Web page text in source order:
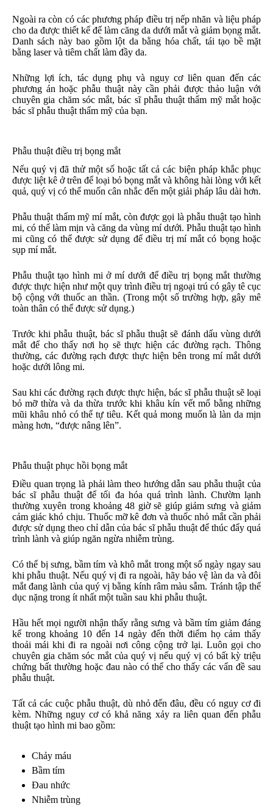
Ngoài ra còn có các phương pháp điều trị nếp nhăn và liệu pháp
cho da được thiết kế để làm căng da dưới mắt và giảm bọng mắt.
Danh sách này bao gồm lột da bằng hóa chất, tái tạo bề mặt
bằng laser và tiêm chất làm đầy da.
Những lợi ích, tác dụng phụ và nguy cơ liên quan đến các
phương án hoặc phẫu thuật này cần phải được thảo luận với
chuyên gia chăm sóc mắt, bác sĩ phẫu thuật thẩm mỹ mắt hoặc
bác sĩ phẫu thuật thẩm mỹ của bạn.
Phẫu thuật điều trị bọng mắt
Nếu quý vị đã thử một số hoặc tất cả các biện pháp khắc phục
được liệt kê ở trên để loại bỏ bọng mắt và không hài lòng với kết
quả, quý vị có thể muốn cân nhắc đến một giải pháp lâu dài hơn.
Phẫu thuật thẩm mỹ mí mắt, còn được gọi là phẫu thuật tạo hình
mi, có thể làm mịn và căng da vùng mí dưới. Phẫu thuật tạo hình
mi cũng có thể được sử dụng để điều trị mí mắt có bọng hoặc
sụp mí mắt.
Phẫu thuật tạo hình mi ở mí dưới để điều trị bọng mắt thường
được thực hiện như một quy trình điều trị ngoại trú có gây tê cục
bộ cộng với thuốc an thần. (Trong một số trường hợp, gây mê
toàn thân có thể được sử dụng.)
Trước khi phẫu thuật, bác sĩ phẫu thuật sẽ đánh dấu vùng dưới
mắt để cho thấy nơi họ sẽ thực hiện các đường rạch. Thông
thường, các đường rạch được thực hiện bên trong mí mắt dưới
hoặc dưới lông mi.
Sau khi các đường rạch được thực hiện, bác sĩ phẫu thuật sẽ loại
bỏ mỡ thừa và da thừa trước khi khâu kín vết mổ bằng những
mũi khâu nhỏ có thể tự tiêu. Kết quả mong muốn là làn da mịn
màng hơn, “được nâng lên”.
Phẫu thuật phục hồi bọng mắt
Điều quan trọng là phải làm theo hướng dẫn sau phẫu thuật của
bác sĩ phẫu thuật để tối đa hóa quá trình lành. Chườm lạnh
thường xuyên trong khoảng 48 giờ sẽ giúp giảm sưng và giảm
cảm giác khó chịu. Thuốc mỡ kê đơn và thuốc nhỏ mắt cần phải
được sử dụng theo chỉ dẫn của bác sĩ phẫu thuật để thúc đẩy quá
trình lành và giúp ngăn ngừa nhiễm trùng.
Có thể bị sưng, bầm tím và khô mắt trong một số ngày ngay sau
khi phẫu thuật. Nếu quý vị đi ra ngoài, hãy bảo vệ làn da và đôi
mắt đang lành của quý vị bằng kính râm màu sẫm. Tránh tập thể
dục nặng trong ít nhất một tuần sau khi phẫu thuật.
Hầu hết mọi người nhận thấy rằng sưng và bầm tím giảm đáng
kể trong khoảng 10 đến 14 ngày đến thời điểm họ cảm thấy
thoải mái khi đi ra ngoài nơi công cộng trở lại. Luôn gọi cho
chuyên gia chăm sóc mắt của quý vị nếu quý vị có bất kỳ triệu
chứng bất thường hoặc đau nào có thể cho thấy các vấn đề sau
phẫu thuật.
Tất cả các cuộc phẫu thuật, dù nhỏ đến đâu, đều có nguy cơ đi
kèm. Những nguy cơ có khả năng xảy ra liên quan đến phẫu
thuật tạo hình mi bao gồm:
Chảy máu
Bầm tím
Đau nhức
Nhiễm trùng